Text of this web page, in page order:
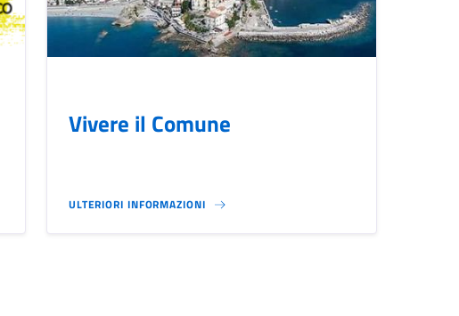
Vivere il Comune
ULTERIORI INFORMAZIONI